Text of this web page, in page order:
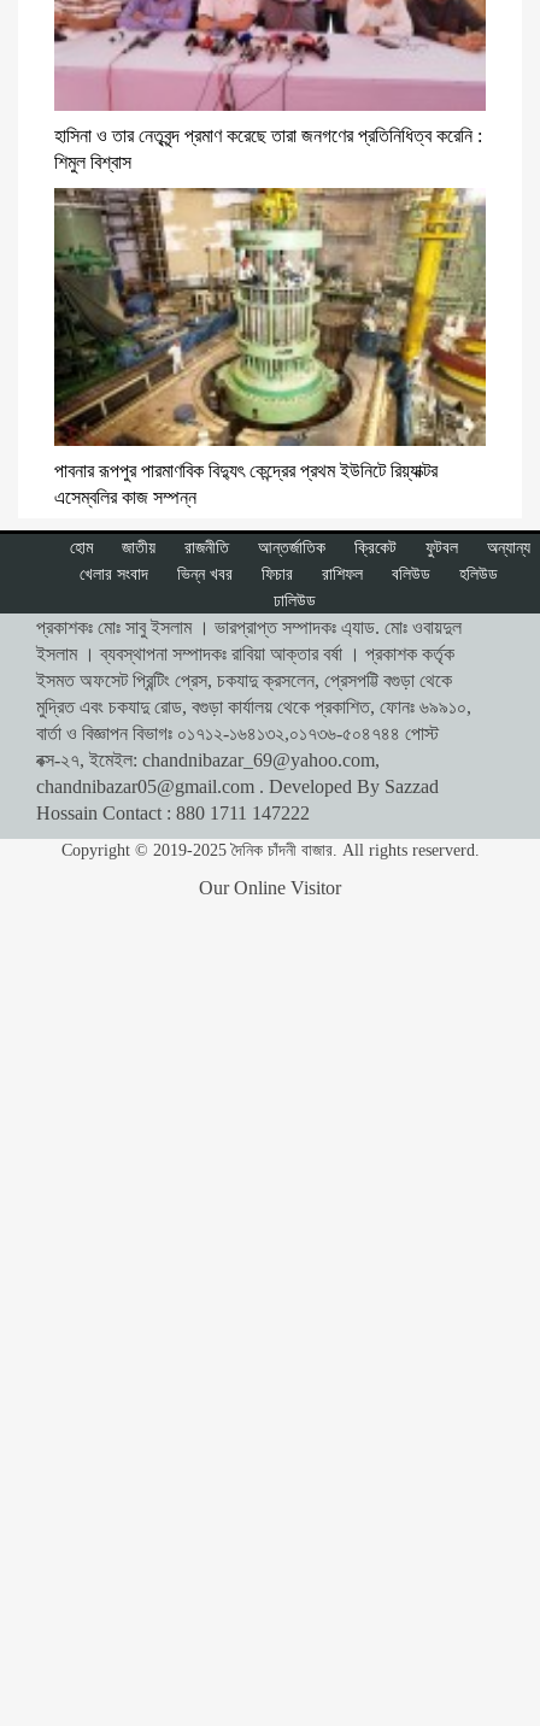
হাসিনা ও তার নেতৃবৃন্দ প্রমাণ করেছে তারা জনগণের প্রতিনিধিত্ব করেনি :
শিমুল বিশ্বাস
পাবনার রূপপুর পারমাণবিক বিদ্যুৎ কেন্দ্রের প্রথম ইউনিটে রিয়্যাক্টর
এসেম্বলির কাজ সম্পন্ন
হোম জাতীয় রাজনীতি আন্তর্জাতিক ক্রিকেট ফুটবল
অন্যান্য
খেলার সংবাদ
ভিন্ন খবর ফিচার রাশিফল বলিউড
হলিউড
ঢালিউড
প্রকাশকঃ মোঃ সাবু ইসলাম । ভারপ্রাপ্ত সম্পাদকঃ এ্যাড. মোঃ ওবায়দুল
ইসলাম । ব্যবস্থাপনা সম্পাদকঃ রাবিয়া আক্তার বর্ষা । প্রকাশক কর্তৃক
ইসমত অফসেট প্রিন্টিং প্রেস, চকযাদু ক্রসলেন, প্রেসপট্টি বগুড়া থেকে
মুদ্রিত এবং চকযাদু রোড, বগুড়া কার্যালয় থেকে প্রকাশিত, ফোনঃ ৬৯৯১০,
বার্তা ও বিজ্ঞাপন বিভাগঃ ০১৭১২-১৬৪১৩২,০১৭৩৬-৫০৪৭৪৪ পোস্ট
বক্স-২৭, ইমেইল: chandnibazar_69@yahoo.com,
chandnibazar05@gmail.com . Developed By Sazzad
Hossain Contact : 880 1711 147222
Copyright © 2019-2025 দৈনিক চাঁদনী বাজার. All rights reserverd.
Our Online Visitor